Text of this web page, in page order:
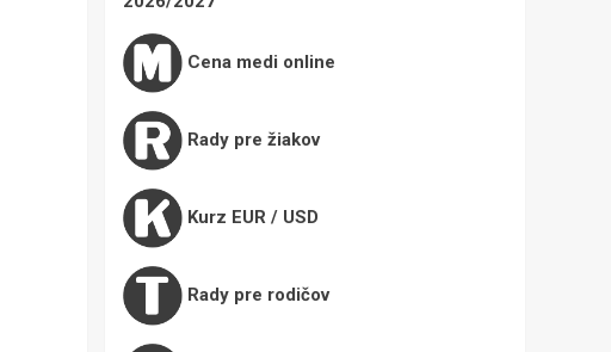
Cena medi online
Rady pre žiakov
Kurz EUR / USD
Rady pre rodičov